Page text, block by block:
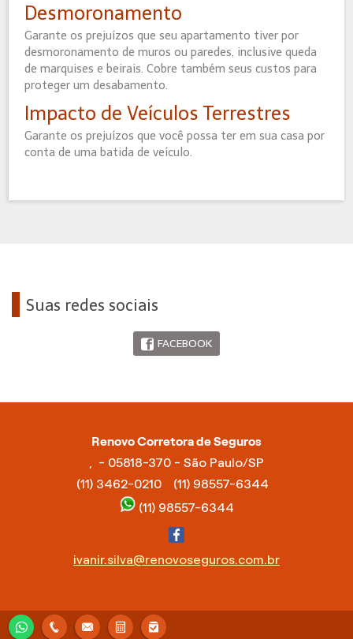
Desmoronamento
Garante os prejuízos que seu apartamento tiver por
desmoronamento de muros ou paredes, inclusive queda
de marquises e beirais. Cobre também seus custos para
proteger um desabamento.
Impacto de Veículos Terrestres
Garante os prejuízos que você possa ter em sua casa por
conta de uma batida de veículo.
Suas redes sociais
FACEBOOK
Renovo Corretora de Seguros
, - 05818-370 - São Paulo/SP
(11) 3462-0210
(11) 98557-6344
(11) 98557-6344
ivanir.silva@renovoseguros.com.br